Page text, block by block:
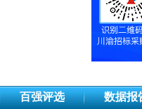
百强评选 数据报